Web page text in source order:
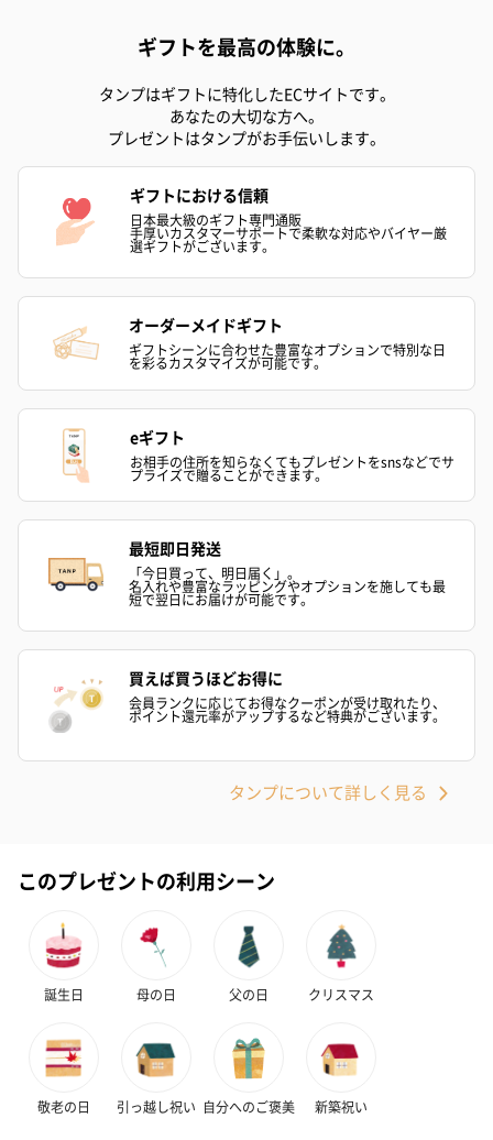
ギフトを最高の体験に。
タンプはギフトに特化したECサイトです。
あなたの大切な方へ。
プレゼントはタンプがお手伝いします。
ギフトにおける信頼
日本最大級のギフト専門通販
手厚いカスタマーサポートで柔軟な対応やバイヤー厳
選ギフトがございます。
オーダーメイドギフト
ギフトシーンに合わせた豊富なオプションで特別な日
を彩るカスタマイズが可能です。
eギフト
お相手の住所を知らなくてもプレゼントをsnsなどでサ
プライズで贈ることができます。
最短即日発送
「今日買って、明日届く」。
名入れや豊富なラッピングやオプションを施しても最
短で翌日にお届けが可能です。
買えば買うほどお得に
会員ランクに応じてお得なクーポンが受け取れたり、
ポイント還元率がアップするなど特典がございます。
タンプについて詳しく見る
このプレゼントの利用シーン
誕生日 母の日 父の日 クリスマス
敬老の日 引っ越し祝い 自分へのご褒美 新築祝い